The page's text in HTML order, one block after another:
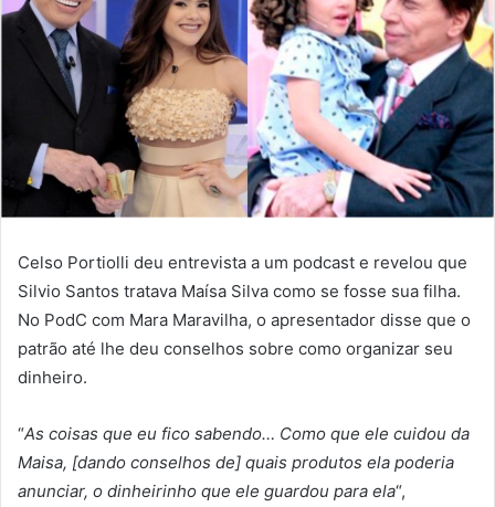
Celso Portiolli deu entrevista a um podcast e revelou que
Silvio Santos tratava Maísa Silva como se fosse sua filha.
No PodC com Mara Maravilha, o apresentador disse que o
patrão até lhe deu conselhos sobre como organizar seu
dinheiro.
“As coisas que eu fico sabendo… Como que ele cuidou da
Maisa, [dando conselhos de] quais produtos ela poderia
anunciar, o dinheirinho que ele guardou para ela“,